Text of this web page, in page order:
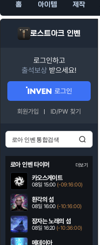
홈 아이템 제작
로스트아크 인벤
로그인하고
출석보상 받으세요!
로그인
회원가입 ID/PW 찾기
로아 인벤 타이머 더보기
카오스게이트
08일 15:00 (-09:15:59)
환각의 섬
08일 16:00 (-10:15:59)
잠자는 노래의 섬
08일 16:20 (-10:35:59)
메데이아